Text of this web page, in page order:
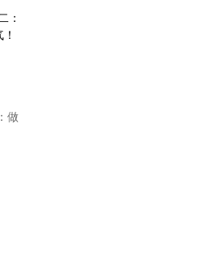
做